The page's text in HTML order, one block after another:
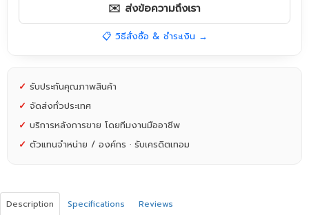
✉️ ส่งข้อความถึงเรา
📋 วิธีสั่งซื้อ & ชำระเงิน →
✓ รับประกันคุณภาพสินค้า
✓ จัดส่งทั่วประเทศ
✓ บริการหลังการขาย โดยทีมงานมืออาชีพ
✓ ตัวแทนจำหน่าย / องค์กร · รับเครดิตเทอม
Description Specifications Reviews